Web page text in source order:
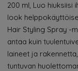
200 ml, Luo hiuksiisi
look
Hair Styling Spray -
antaa kuin
laineet ja
tuntuvan